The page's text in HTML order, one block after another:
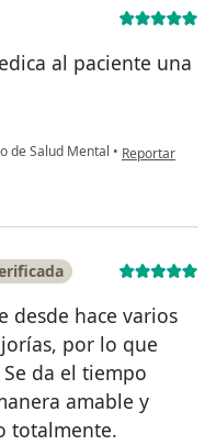
al paciente una
de Salud Mental • en opinión del
Reportar
desde hace varios
por lo que
da el tiempo
amable y
totalmente.